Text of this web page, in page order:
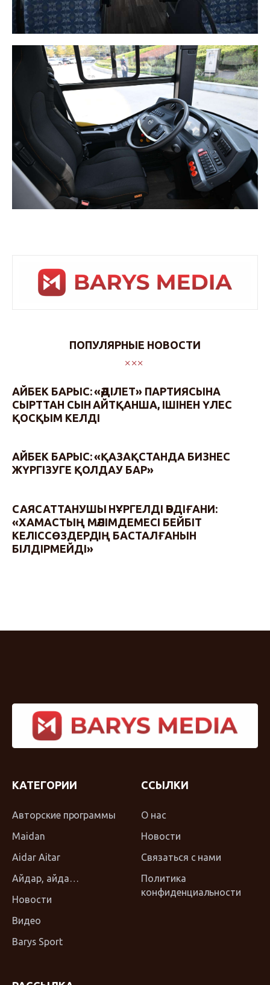
ПОПУЛЯРНЫЕ НОВОСТИ
АЙБЕК БАРЫС: «ӘДІЛЕТ» ПАРТИЯСЫНА
СЫРТТАН СЫН АЙТҚАНША, ІШІНЕН ҮЛЕС
ҚОСҚЫМ КЕЛДІ
АЙБЕК БАРЫС: «ҚАЗАҚСТАНДА БИЗНЕС
ЖҮРГІЗУГЕ ҚОЛДАУ БАР»
САЯСАТТАНУШЫ НҰРГЕЛДІ ӘБДІҒАНИ:
«ХАМАСТЫҢ МӘЛІМДЕМЕСІ БЕЙБІТ
КЕЛІССӨЗДЕРДІҢ БАСТАЛҒАНЫН
БІЛДІРМЕЙДІ»
КАТЕГОРИИ
Авторские программы
Maidan
Aidar Aitar
Айдар, айда…
Новости
Видео
Barys Sport
ССЫЛКИ
О нас
Новости
Связаться с нами
Политика
конфиденциальности